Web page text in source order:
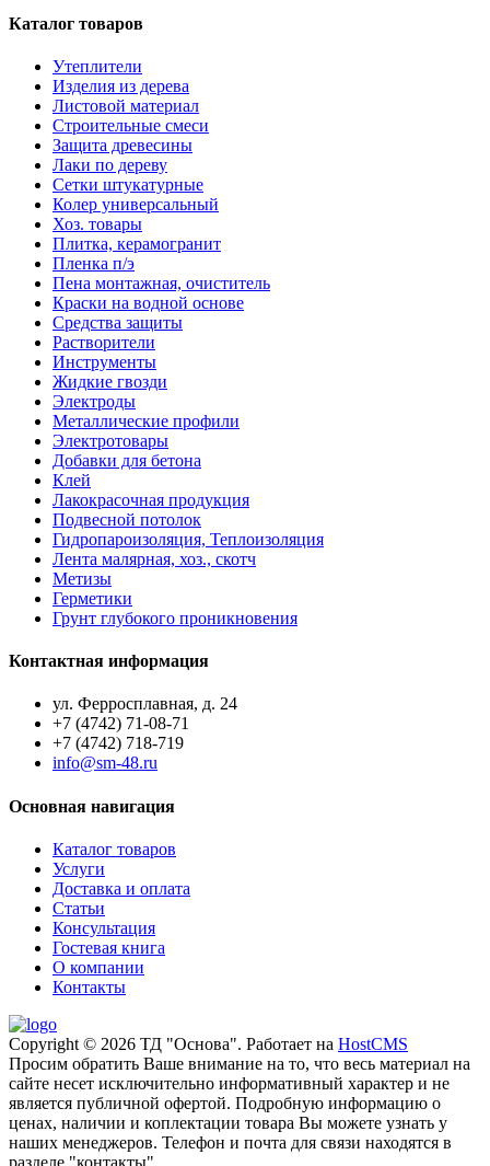
Каталог товаров
Утеплители
Изделия из дерева
Листовой материал
Строительные смеси
Защита древесины
Лаки по дереву
Сетки штукатурные
Колер универсальный
Хоз. товары
Плитка, керамогранит
Пленка п/э
Пена монтажная, очиститель
Краски на водной основе
Средства защиты
Растворители
Инструменты
Жидкие гвозди
Электроды
Металлические профили
Электротовары
Добавки для бетона
Клей
Лакокрасочная продукция
Подвесной потолок
Гидропароизоляция, Теплоизоляция
Лента малярная, хоз., скотч
Метизы
Герметики
Грунт глубокого проникновения
Контактная информация
ул. Ферросплавная, д. 24
+7 (4742) 71-08-71
+7 (4742) 718-719
info@sm-48.ru
Основная навигация
Каталог товаров
Услуги
Доставка и оплата
Статьи
Консультация
Гостевая книга
О компании
Контакты
Copyright © 2026 ТД "Основа". Работает на HostCMS
Просим обратить Ваше внимание на то, что весь материал на
сайте несет исключительно информативный характер и не
является публичной офертой. Подробную информацию о
ценах, наличии и коплектации товара Вы можете узнать у
наших менеджеров. Телефон и почта для связи находятся в
разделе "контакты".